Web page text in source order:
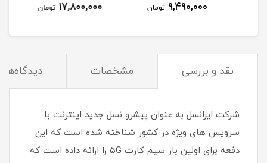
17,800,000 تومان 9,990,000 تومان
نقد و بررسی مشخصات دیدگاه‌ها
شرکت ایرانسل به عنوان پیشرو نسل جدید اینترنت با
سرویس های ویژه در کشور شناخته شده است که این
دفعه برای اولین بار سیم کارت 5G را ارائه داده است که